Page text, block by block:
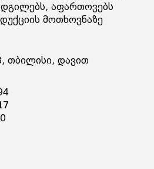
აფართოვებს
მოთხოვნაზე
თბილისი, დავით